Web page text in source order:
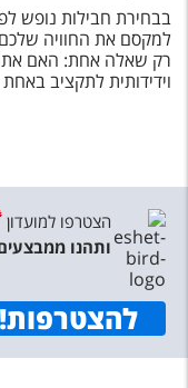
בבחירת חבילות נופש
למקסם את החוויה
רק שאלה אחת: האם
וידידותית לתקציב
הצטרפו למועדון
ותהנו
להצטרפות!